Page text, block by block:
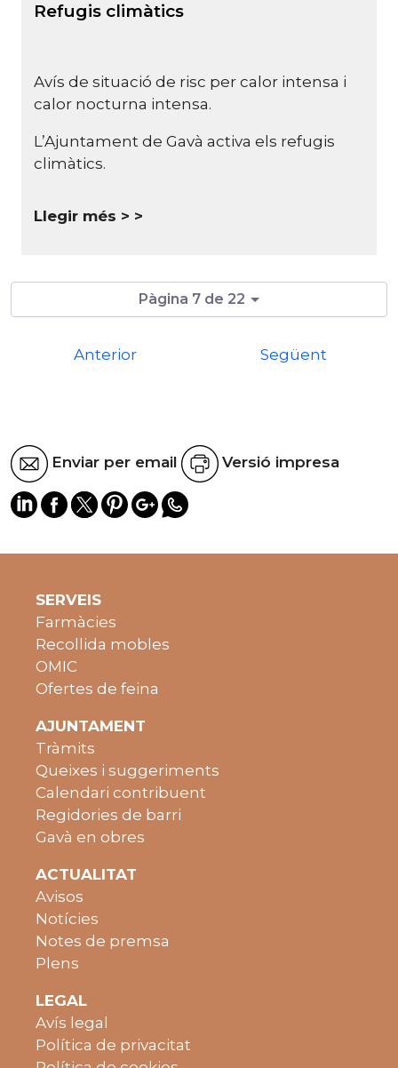
Refugis climàtics
Avís de situació de risc per calor intensa i
calor nocturna intensa.
L’Ajuntament de Gavà activa els refugis
climàtics.
Llegir més >
Pàgina 7 de 22
Anterior Següent
Enviar per email Versió impresa
SERVEIS
Farmàcies
Recollida mobles
OMIC
Ofertes de feina
AJUNTAMENT
Tràmits
Queixes i suggeriments
Calendari contribuent
Regidories de barri
Gavà en obres
ACTUALITAT
Avisos
Notícies
Notes de premsa
Plens
LEGAL
Avís legal
Política de privacitat